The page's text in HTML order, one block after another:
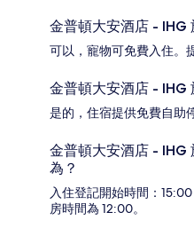
金普頓大安酒店 - IHG
可以，寵物可免費入住。
金普頓大安酒店 - IHG
是的，住宿提供免費自助
金普頓大安酒店 - IHG
為？
入住登記開始時間：
房時間為 12:00。